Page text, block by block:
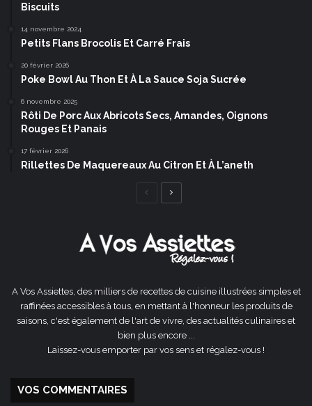
Biscuits
14 novembre 2024
Petits Flans Brocolis Et Carré Frais
20 février 2026
Poke Bowl Au Thon Et À La Sauce Soja Sucrée
6 novembre 2025
Rôti De Porc Aux Abricots Secs, Amandes, Oignons
Rouges Et Panais
17 février 2026
Rillettes De Maquereaux Au Citron Et À L’aneth
Page
A Vos Assiettes, des milliers de recettes de cuisine illustrées simples et
raffinées accessibles à tous, en mettant à l'honneur les produits de
saisons, c'est également de l'art de vivre, des actualités culinaires et
bien plus encore ...
Laissez-vous emporter par vos sens et régalez-vous !
VOS COMMENTAIRES